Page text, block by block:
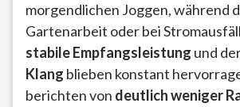
morgendlichen Joggen, während
Gartenarbeit oder bei
stabile Empfangsleistung und
Klang blieben konstant
berichten von deutlich weniger